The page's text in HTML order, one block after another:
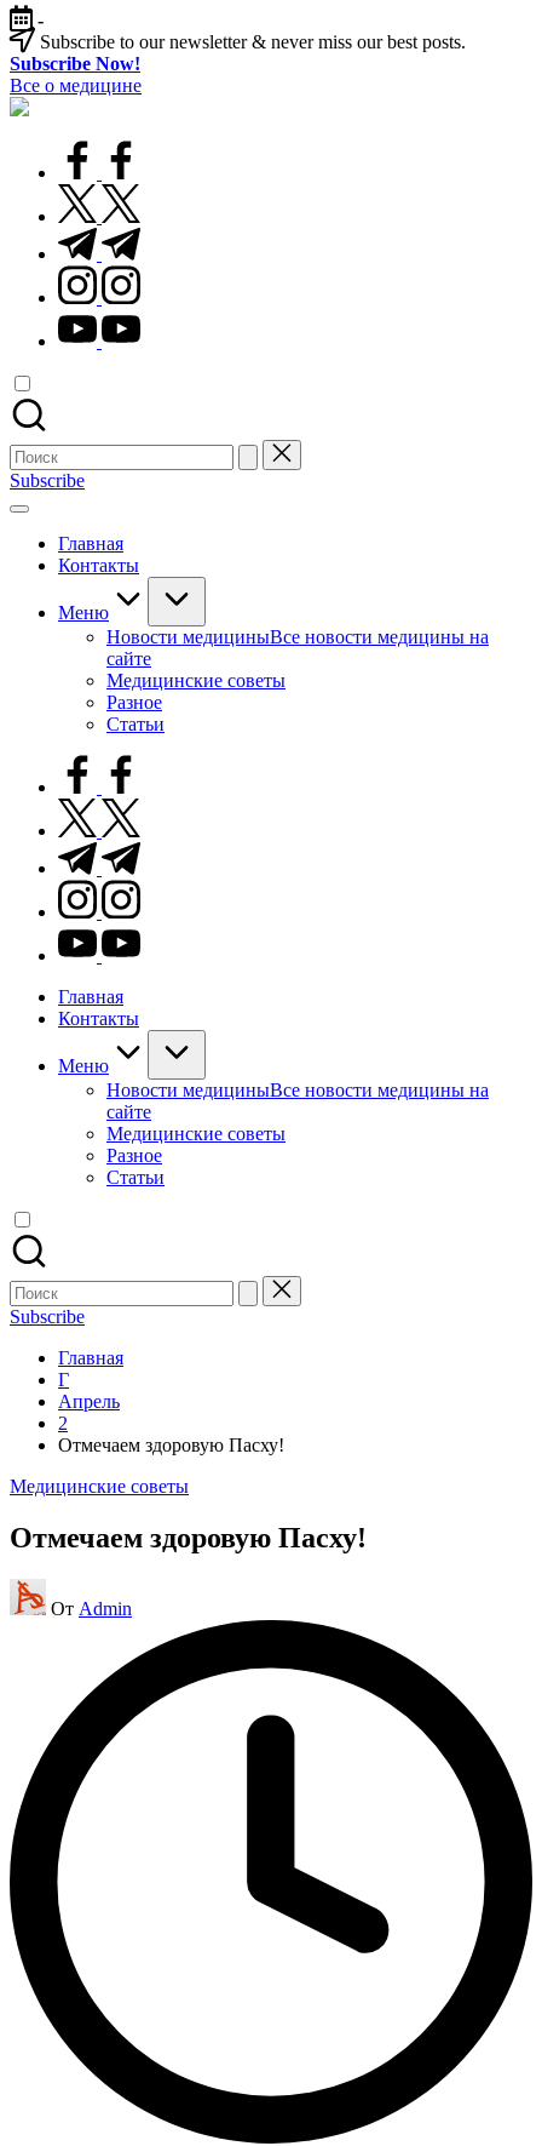
Перейти
к
содержимому
-
Subscribe to our newsletter & never miss our best posts.
Subscribe Now!
Все о медицине
Лечитесь
facebook.com
twitter.com
t.me
instagram.com
youtube.com
Поиск
для:
Subscribe
Главная
Контакты
Меню
Новости медициныВсе новости медицины на
сайте
Медицинские советы
Разное
Статьи
facebook.com
twitter.com
t.me
instagram.com
youtube.com
Главная
Контакты
Меню
Новости медициныВсе новости медицины на
сайте
Медицинские советы
Разное
Статьи
Поиск
для:
Subscribe
Главная
Г
Апрель
2
Отмечаем здоровую Пасху!
Опубликовано
Медицинские советы
Отмечаем здоровую Пасху!
Запись
от
От Admin